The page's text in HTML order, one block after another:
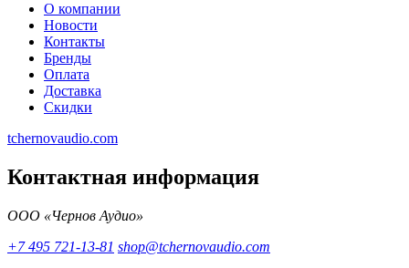
О компании
Новости
Контакты
Бренды
Оплата
Доставка
Скидки
tchernovaudio.com
Контактная информация
ООО «Чернов Аудио»
+7 495 721-13-81 shop@tchernovaudio.com